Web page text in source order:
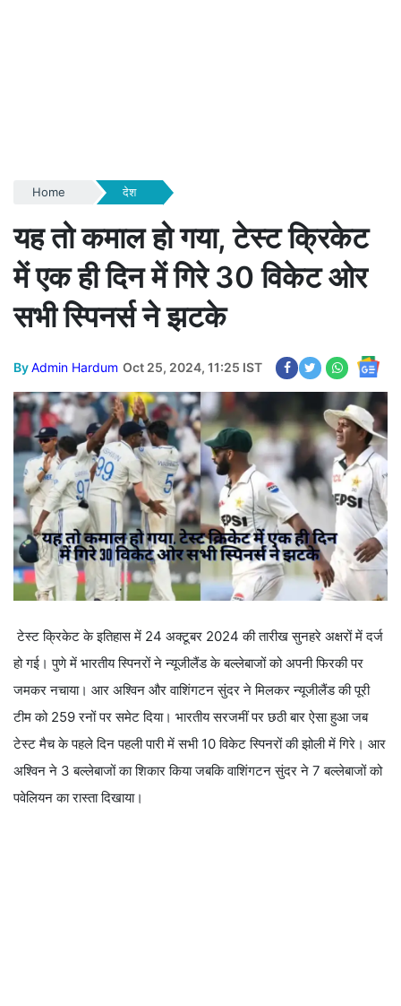
Home देश
यह तो कमाल हो गया, टेस्ट क्रिकेट
में एक ही दिन में गिरे 30 विकेट ओर
सभी स्पिनर्स ने झटके
ByAdmin Hardum Oct 25, 2024, 11:25 IST
टेस्ट क्रिकेट के इतिहास में 24 अक्टूबर 2024 की तारीख सुनहरे अक्षरों में दर्ज
हो गई। पुणे में भारतीय स्पिनरों ने न्यूजीलैंड के बल्लेबाजों को अपनी फिरकी पर
जमकर नचाया। आर अश्विन और वाशिंगटन सुंदर ने मिलकर न्यूजीलैंड की पूरी
टीम को 259 रनों पर समेट दिया। भारतीय सरजमीं पर छठी बार ऐसा हुआ जब
टेस्ट मैच के पहले दिन पहली पारी में सभी 10 विकेट स्पिनरों की झोली में गिरे। आर
अश्विन ने 3 बल्लेबाजों का शिकार किया जबकि वाशिंगटन सुंदर ने 7 बल्लेबाजों को
पवेलियन का रास्ता दिखाया।